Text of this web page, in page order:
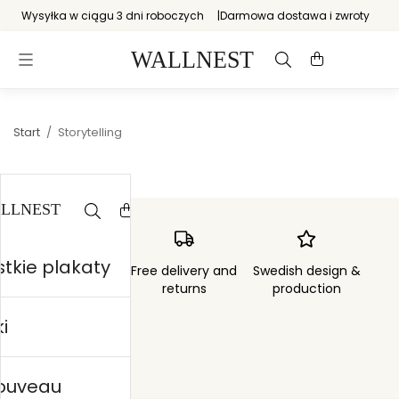
Wysyłka w ciągu 3 dni roboczych Darmowa dostawa i zwroty
Start / Storytelling
Order sent within
Free delivery and
returns
Swedish design &
production
plakaty